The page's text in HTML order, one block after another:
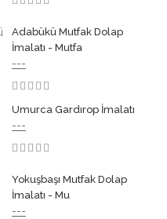
Adabükü Mutfak Dolap
İmalatı - Mutfa
---
Umurca Gardırop İmalatı
---
Yokuşbaşı Mutfak Dolap
İmalatı - Mu
---